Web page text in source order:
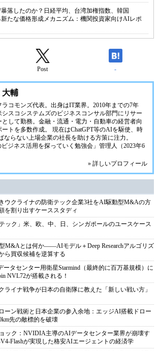
落したのか？日経平均、台湾加権指数、韓国
たな価格形成メカニズム：機関投資家向けAIレポ
Post -
大輔
ラコモンズ代表。出身はIT業界。2010年までの7年
シスコシステムズのビジネスコンサル部門にリサー
として勤務。金融・流通・電力・自動車の経営者向
ートを多数作成。 現在はChatGPT等のAIを駆使、時
ならない上場企業の社長を助ける方策に注力。
ビジネス活用を探っていく勉強会」管理人（2023年6
» 詳しいプロフィール
ウクライナの防衛テック企業3社をAI駆動型M&Aの方
を割り出すケーススタディ
ック」米、欧、中、日、シンガポールのユースケース
M&Aとは何か――AIモデル＋Deep Researchアルゴリズ
ら買収候補を逆算する
タセンター用衛星Starmind（最終的に百万基規模）に
NVL72が搭載される！
ライナ戦争が日本の自衛隊に教えた「新しい戦い方」
ーン戦術と日本企業の参入余地：エッジAI搭載ドロー
先の敵標的を破壊
ョック：NVIDIA主導のAIデータセンター業界が崩壊す
V4-Flashが実現した格安AIエージェントの経済学